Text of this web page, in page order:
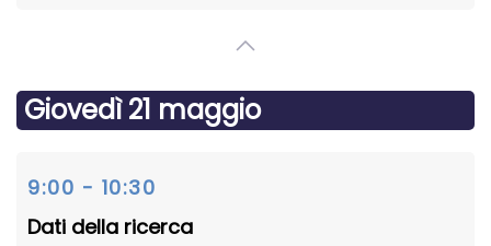
Giovedì 21 maggio
9:00 - 10:30
Dati della ricerca